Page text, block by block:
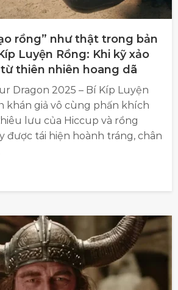
rồng” như thật trong bản
Luyện Rồng: Khi kỹ xảo
thiên nhiên hoang dã
Dragon 2025 – Bí Kíp Luyện
khán giả vô cùng phấn khích
lưu của Hiccup và rồng
được tái hiện hoành tráng, chân